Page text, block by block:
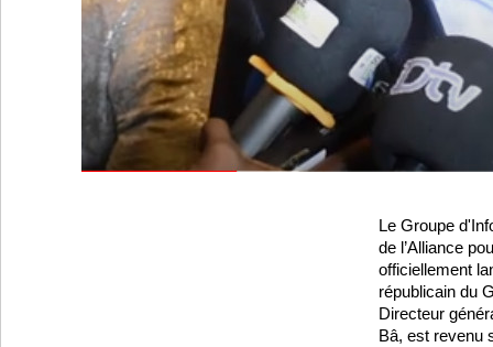
Le Groupe
de l’Alliance
officiellement
républicain du
Directeur
Bâ, est revenu